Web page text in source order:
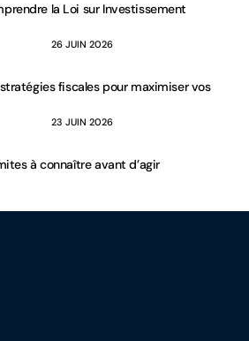
la Loi sur Investissement
26 JUIN 2026
fiscales pour maximiser vos
23 JUIN 2026
à connaître avant d’agir